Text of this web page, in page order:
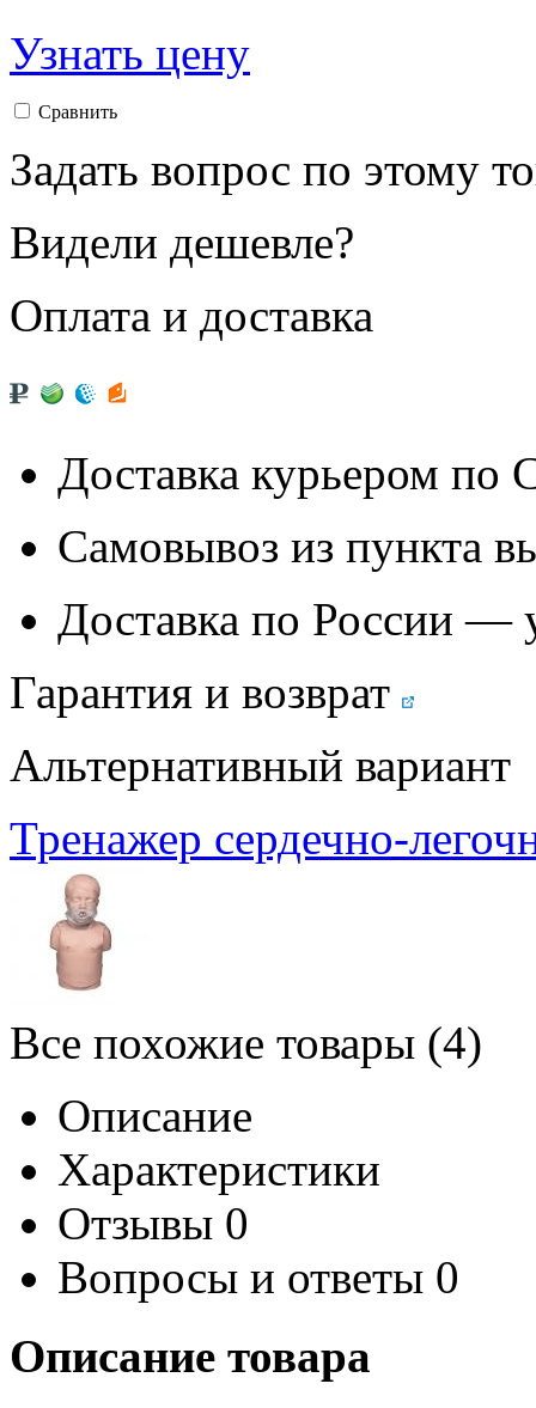
Узнать цену
Сравнить
Задать вопрос по этому
Видели дешевле?
Оплата и доставка
Доставка курьером
Самовывоз из пункта
Доставка по России —
Гарантия и возврат
Альтернативный вариант
Тренажер сердечно-
Все похожие товары (4)
Описание
Характеристики
Отзывы 0
Вопросы и ответы 0
Описание товара